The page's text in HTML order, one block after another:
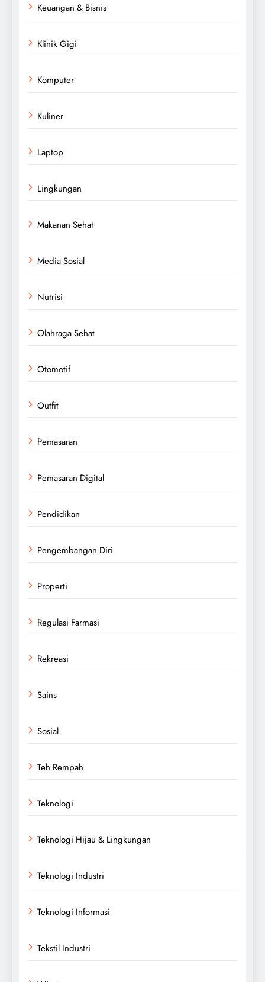
Keuangan & Bisnis
Klinik Gigi
Komputer
Kuliner
Laptop
Lingkungan
Makanan Sehat
Media Sosial
Nutrisi
Olahraga Sehat
Otomotif
Outfit
Pemasaran
Pemasaran Digital
Pendidikan
Pengembangan Diri
Properti
Regulasi Farmasi
Rekreasi
Sains
Sosial
Teh Rempah
Teknologi
Teknologi Hijau & Lingkungan
Teknologi Industri
Teknologi Informasi
Tekstil Industri